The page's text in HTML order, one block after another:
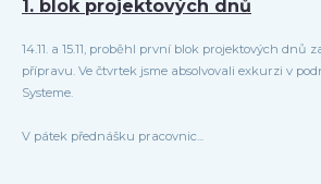
1. blok projektových dnů
14.11. a 15.11, proběhl první blok projektových dnů
přípravu. Ve čtvrtek jsme absolvovali exkurzi v
Systeme.
V pátek přednášku pracovnic...